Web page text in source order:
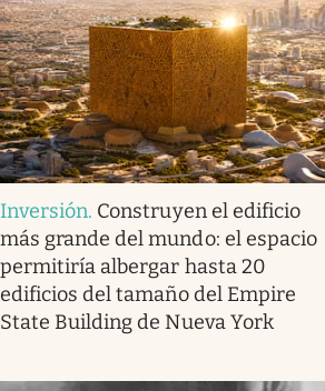
Inversión. Construyen el edificio
más grande del mundo: el espacio
permitiría albergar hasta 20
edificios del tamaño del Empire
State Building de Nueva York